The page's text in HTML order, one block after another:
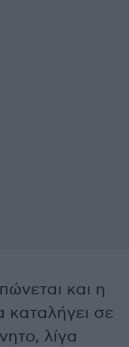
και η
καταλήγει σε
λίγα